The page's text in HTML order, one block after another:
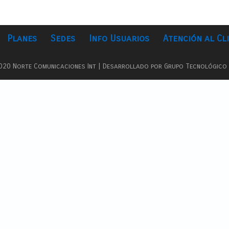
Planes Sedes Info Usuarios Atención al
Norte Comunicaciones Int | Desarrollado por Grupo Tecnológico